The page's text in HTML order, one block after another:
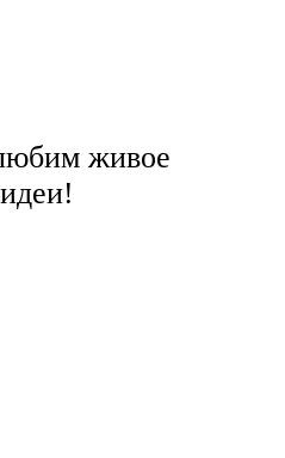
живое